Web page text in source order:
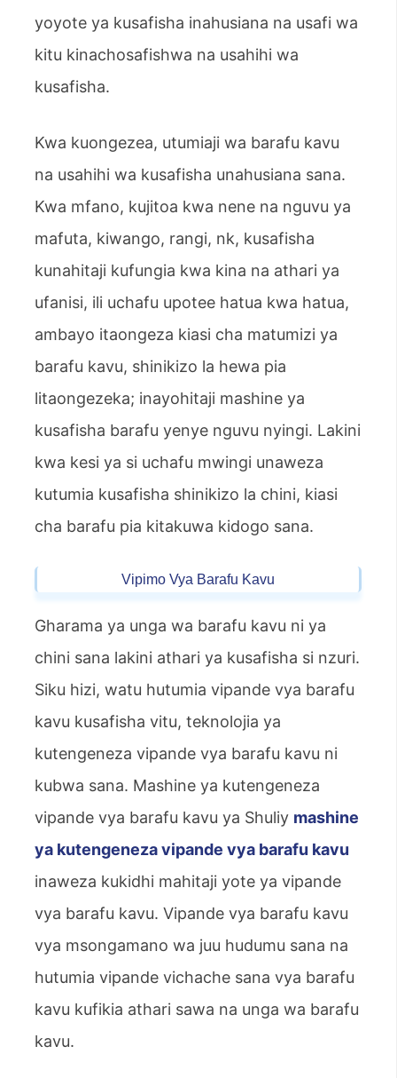
yoyote ya kusafisha inahusiana na usafi wa
kitu kinachosafishwa na usahihi wa
kusafisha.
Kwa kuongezea, utumiaji wa barafu kavu
na usahihi wa kusafisha unahusiana sana.
Kwa mfano, kujitoa kwa nene na nguvu ya
mafuta, kiwango, rangi, nk, kusafisha
kunahitaji kufungia kwa kina na athari ya
ufanisi, ili uchafu upotee hatua kwa hatua,
ambayo itaongeza kiasi cha matumizi ya
barafu kavu, shinikizo la hewa pia
litaongezeka; inayohitaji mashine ya
kusafisha barafu yenye nguvu nyingi. Lakini
kwa kesi ya si uchafu mwingi unaweza
kutumia kusafisha shinikizo la chini, kiasi
cha barafu pia kitakuwa kidogo sana.
Vipimo Vya Barafu Kavu
Gharama ya unga wa barafu kavu ni ya
chini sana lakini athari ya kusafisha si nzuri.
Siku hizi, watu hutumia vipande vya barafu
kavu kusafisha vitu, teknolojia ya
kutengeneza vipande vya barafu kavu ni
kubwa sana. Mashine ya kutengeneza
vipande vya barafu kavu ya Shuliy mashine
ya kutengeneza vipande vya barafu kavu
inaweza kukidhi mahitaji yote ya vipande
vya barafu kavu. Vipande vya barafu kavu
vya msongamano wa juu hudumu sana na
hutumia vipande vichache sana vya barafu
kavu kufikia athari sawa na unga wa barafu
kavu.